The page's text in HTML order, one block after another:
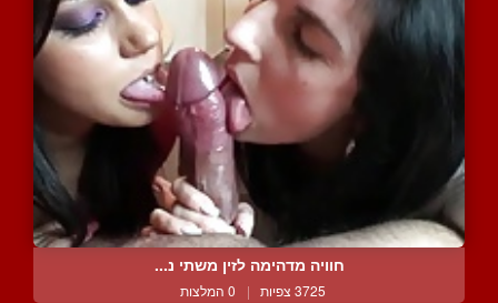
חוויה מדהימה לזין משתי נ...
3725 צפיות | 0 המלצות